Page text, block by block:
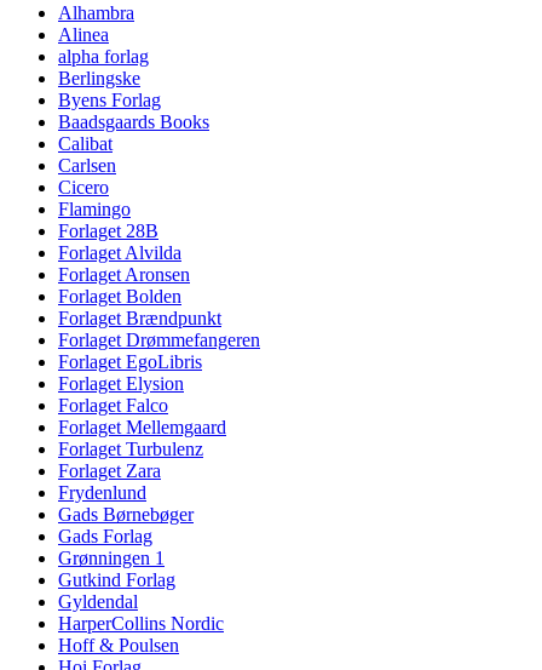
Alhambra
Alinea
alpha forlag
Berlingske
Byens Forlag
Baadsgaards Books
Calibat
Carlsen
Cicero
Flamingo
Forlaget 28B
Forlaget Alvilda
Forlaget Aronsen
Forlaget Bolden
Forlaget Brændpunkt
Forlaget Drømmefangeren
Forlaget EgoLibris
Forlaget Elysion
Forlaget Falco
Forlaget Mellemgaard
Forlaget Turbulenz
Forlaget Zara
Frydenlund
Gads Børnebøger
Gads Forlag
Grønningen 1
Gutkind Forlag
Gyldendal
HarperCollins Nordic
Hoff & Poulsen